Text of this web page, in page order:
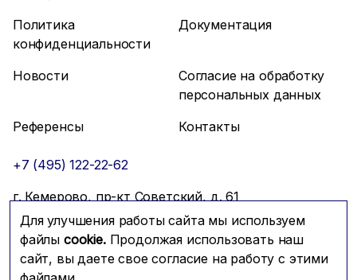
Для улучшения работы сайта мы используем
файлы cookie.Продолжая использовать наш
сайт, вы даете свое согласие на работу с этими
Политика
конфиденциальности
Документация
Новости
Согласие на обработку
персональных данных
Референсы
Контакты
+7 (495) 122-22-62
г. Кемерово, пр-кт Советский, д. 61
info@mfmc.ru
Связаться с нами